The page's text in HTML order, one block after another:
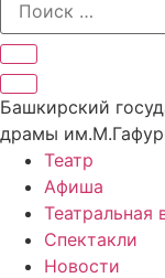
Башкирский
драмы
Театр
Афиша
Театральная
Спектакли
Новости